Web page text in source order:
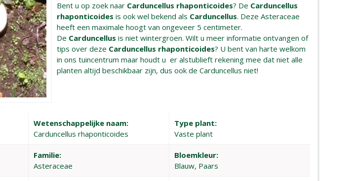
Bent u op zoek naar Carduncellus rhaponticoides? De Carduncellus
rhaponticoides is ook wel bekend als Carduncellus. Deze Asteraceae
heeft een maximale hoogt van ongeveer 5 centimeter.
De Carduncellusis niet wintergroen. Wilt u meer informatie ontvangen of
tips over deze Carduncellus rhaponticoides? U bent van harte welkom
in ons tuincentrum maar houdt u er alstublieft rekening mee dat niet alle
planten altijd beschikbaar zijn, dus ook de Carduncellus niet!
Wetenschappelijke naam:
Carduncellus rhaponticoides
Type plant:
Vaste plant
Familie:
Asteraceae
Bloemkleur:
Blauw, Paars